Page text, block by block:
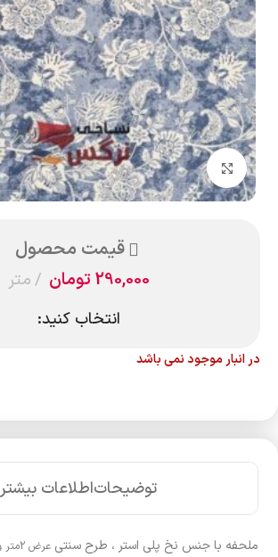
بزرگنمایی تصویر
قیمت محصول
290,000تومان متر
انتخاب کنید:
در انبار موجود نمی باشد
توضیحاتاطلاعات بیشتر
ملحفه با جنس نخ پلی استر ، طرح سنتی عرض 2متر و رنگ ثابت